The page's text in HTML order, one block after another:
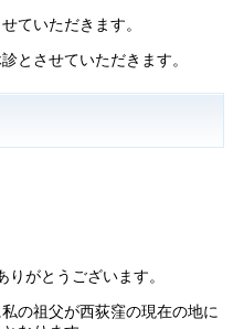
ていただきます。
とさせていただきます。
がとうございます。
の祖父が西荻窪の現在の地に